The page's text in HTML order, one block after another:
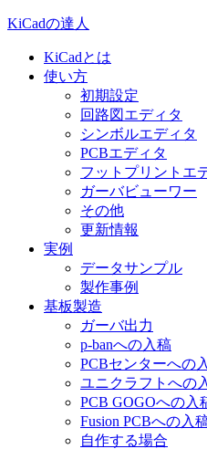
KiCadの達人
KiCadとは
使い方
初期設定
回路図エディタ
シンボルエディタ
PCBエディタ
フットプリントエ
ガーバビューワー
その他
更新情報
実例
データサンプル
製作事例
基板製造
ガーバ出力
p-banへの入稿
PCBセンターへの
ユニクラフトへの
PCB GOGOへの入
Fusion PCBへの入
自作する場合